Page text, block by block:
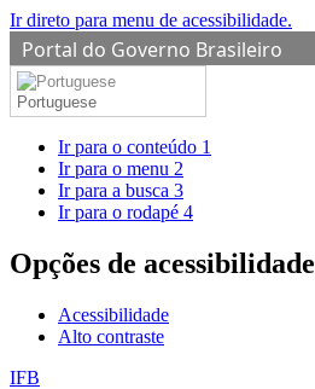
Ir direto para menu de acessibilidade.
Portal do Governo Brasileiro
Portuguese
Ir para o conteúdo 1
Ir para o menu 2
Ir para a busca 3
Ir para o rodapé 4
Opções de acessibilidade
Acessibilidade
Alto contraste
IFB